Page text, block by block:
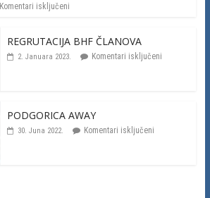
Komentari isključeni
REGRUTACIJA BHF ČLANOVA
2. Januara 2023. Komentari isključeni
PODGORICA AWAY
30. Juna 2022. Komentari isključeni